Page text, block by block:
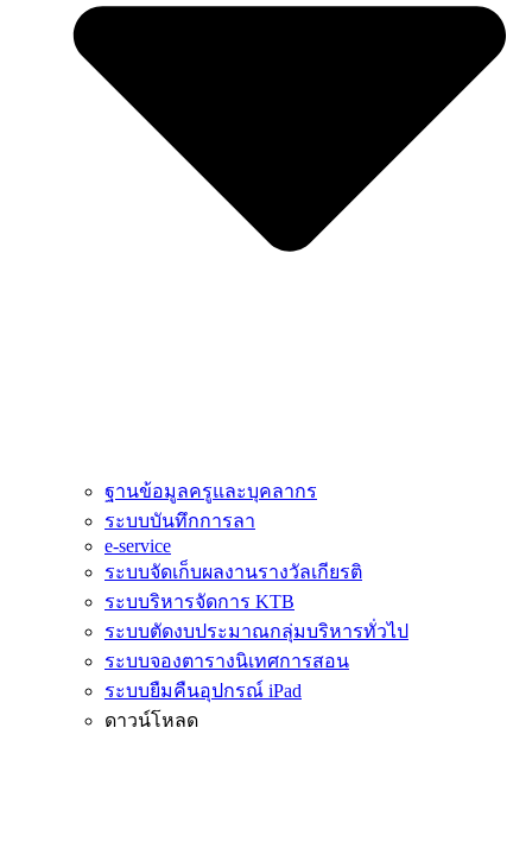
ฐานข้อมูลครูและบุคลากร
ระบบบันทึกการลา
e-service
ระบบจัดเก็บผลงานรางวัลเกียรติ
ระบบริหารจัดการ KTB
ระบบตัดงบประมาณกลุ่มบริหารทั่วไป
ระบบจองตารางนิเทศการสอน
ระบบยืมคืนอุปกรณ์ iPad
ดาวน์โหลด